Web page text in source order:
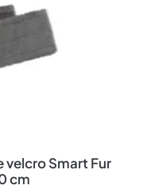
velcro Smart Fur
cm